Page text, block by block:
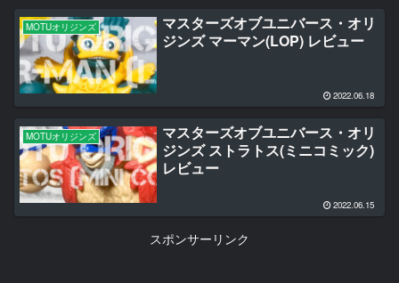
MOTUオリジンズ
マスターズオブユニバース・オリ
ジンズ マーマン(LOP) レビュー
2022.06.18
MOTUオリジンズ
マスターズオブユニバース・オリ
ジンズ ストラトス(ミニコミック)
レビュー
2022.06.15
スポンサーリンク